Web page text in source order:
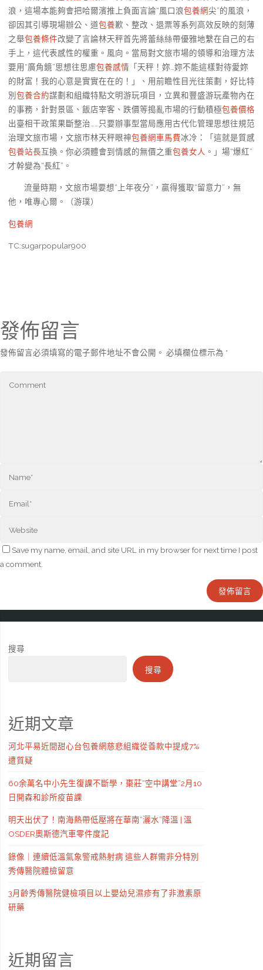
浪，這場本能夠會把哈爾濱推上負面言論“風口浪包養網尖”的風浪，
卻因其引導現場辦公、道包養歉、整改、退票等系列高效反映的刻薄
之舉包養條件改變了言論林天秤首先將蕾絲絲帶優雅地繫在自己的右
手上，這代表感性的權重。風向。當局對文旅市場的領導和治理方法
要用“廣角鏡”思想往思慮包養感情 「天秤！妳…妳不能這樣對待愛妳
的財富！我的心意是實實在在的！」、用前瞻性目光往策劃，好比特
別包養合約謀劃和組織特點文明游玩項目，立異和豐盛游玩產物內在
的事務，針對景區、飯店宰客、跌價等搗亂市場的行動積極包養價格
出臺相干政策果斷整治……只要辦事型當局應用古代化管理思想往規范
治理文旅市場，文旅市林天秤眼神包養網車馬費冰冷：「這就是質感
包養站長互換。你必須體會到情感的無價之重包養女人 。」場“爆紅”
才幹變為“長紅”。
流量時期，文旅市場要想“上年夜分”，贏得獲取“留意力”，無
他，唯專心爾。（游璞）
包養網
TC:sugarpopular900
發佈留言
發佈留言必須填寫的電子郵件地址不會公開。 必填欄位標示為 *
Save my name, email, and site URL in my browser for next time I post
a comment.
搜尋
搜尋
近期文章
河北平易近間甜心台包養網慈悲組織從善款中提成7%
遭質疑
60余萬名中小先生復課不斷學，棗莊“空中講堂”2月10
日開森和診所疫苗課
明天出伏了！南海熱帶低壓將在華南“灑水”降溫 | 溫
OSDER奧斯德汽車零件度記
錄像｜連續低溫氣象警戒熱射病 這些人群需非分特別
秀傳醫院體檢留意
3月齡秀傳醫院健檢項目以上嬰幼兒濕疹有了非激素原
研藥
近期留言